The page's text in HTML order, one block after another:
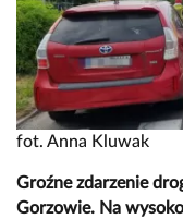
fot. Anna Kluwak
Groźne zdarzenie
Gorzowie. Na